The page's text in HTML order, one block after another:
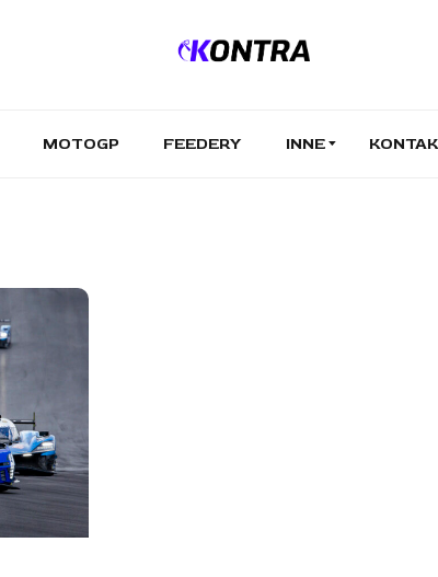
MOTOGP FEEDERY INNE